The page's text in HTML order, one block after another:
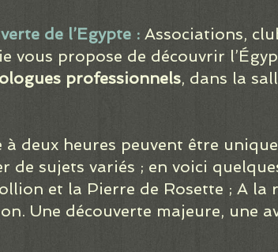
de l’Egypte : Associations,
vous propose de découvrir
professionnels, dans la
à deux heures peuvent être
de sujets variés ; en voici
et la Pierre de Rosette ; A
Une découverte majeure, une